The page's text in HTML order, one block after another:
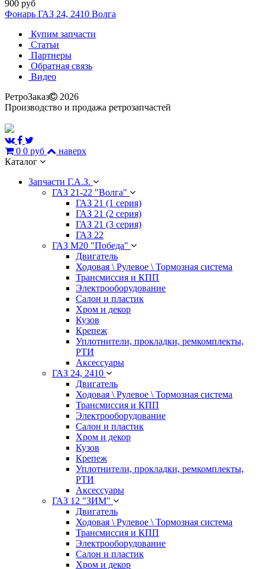
900 руб
Фонарь ГАЗ 24, 2410 Волга
Купим запчасти
Статьи
Партнеры
Обратная связь
Видео
РетроЗаказ
2026
Производство и продажа ретрозапчастей
0 0 руб
наверх
Каталог
Запчасти Г.А.З.
ГАЗ 21-22 "Волга"
ГАЗ 21 (1 серия)
ГАЗ 21 (2 серия)
ГАЗ 21 (3 серия)
ГАЗ 22
ГАЗ М20 "Победа"
Двигатель
Ходовая \ Рулевое \ Тормозная система
Трансмиссия и КПП
Электрооборудование
Салон и пластик
Хром и декор
Кузов
Крепеж
Уплотнители, прокладки, ремкомплекты,
РТИ
Аксессуары
ГАЗ 24, 2410
Двигатель
Ходовая \ Рулевое \ Тормозная система
Трансмиссия и КПП
Электрооборудование
Салон и пластик
Хром и декор
Кузов
Крепеж
Уплотнители, прокладки, ремкомплекты,
РТИ
Аксессуары
ГАЗ 12 "ЗИМ"
Двигатель
Ходовая \ Рулевое \ Тормозная система
Трансмиссия и КПП
Электрооборудование
Салон и пластик
Хром и декор